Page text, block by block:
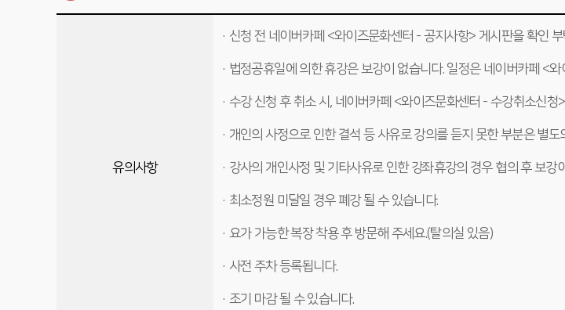
유의사항
· 신청 전 네이버카페 <와이즈문화센터 - 공지사항> 게시판을 확인
· 법정공휴일에 의한 휴강은 보강이 없습니다. 일정은 네이버카페 <
· 수강 신청 후 취소 시, 네이버카페 <와이즈문화센터 - 수강취소신청
· 개인의 사정으로 인한 결석 등 사유로 강의를 듣지 못한 부분은 별
· 강사의 개인사정 및 기타사유로 인한 강좌휴강의 경우 협의 후 보강
· 최소정원 미달일 경우 폐강 될 수 있습니다.
· 요가 가능한 복장 착용 후 방문해 주세요.(탈의실 있음)
· 사전 주차 등록됩니다.
· 조기 마감 될 수 있습니다.